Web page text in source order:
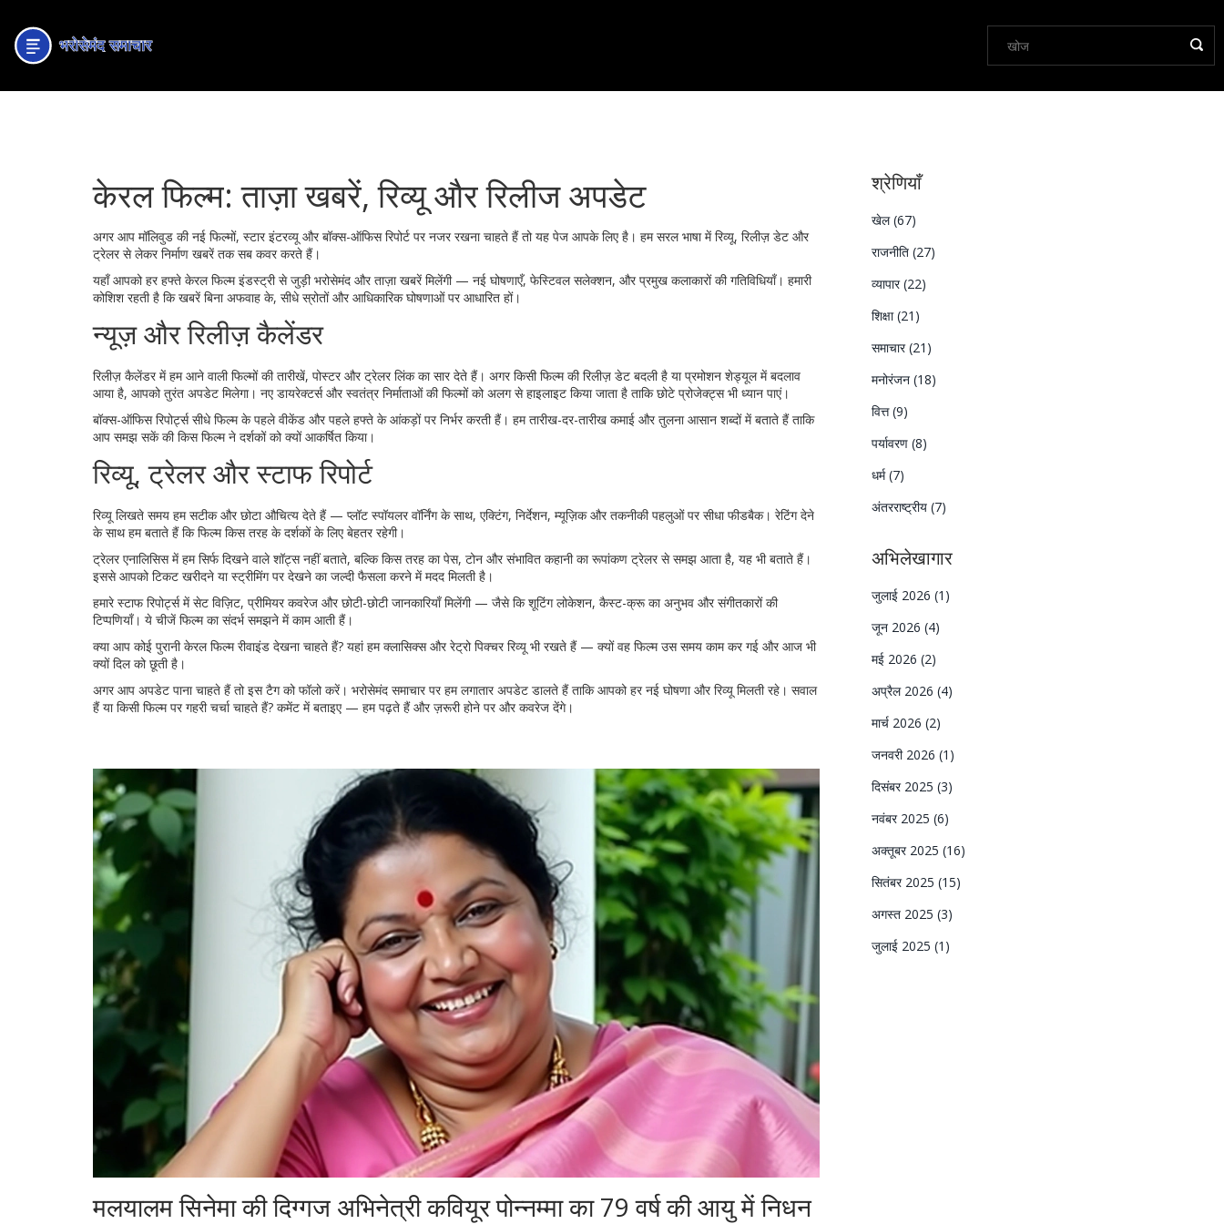
केरल फिल्म: ताज़ा खबरें, रिव्यू और रिलीज अपडेट
अगर आप मॉलिवुड की नई फिल्मों, स्टार इंटरव्यू और बॉक्स-ऑफिस रिपोर्ट पर नजर रखना चाहते हैं तो यह पेज आपके लिए है। हम सरल भाषा में रिव्यू, रिलीज़ डेट और
ट्रेलर से लेकर निर्माण खबरें तक सब कवर करते हैं।
यहाँ आपको हर हफ्ते केरल फिल्म इंडस्ट्री से जुड़ी भरोसेमंद और ताज़ा खबरें मिलेंगी — नई घोषणाएँ, फेस्टिवल सलेक्शन, और प्रमुख कलाकारों की गतिविधियाँ। हमारी
कोशिश रहती है कि खबरें बिना अफवाह के, सीधे स्रोतों और आधिकारिक घोषणाओं पर आधारित हों।
न्यूज़ और रिलीज़ कैलेंडर
रिलीज़ कैलेंडर में हम आने वाली फिल्मों की तारीखें, पोस्टर और ट्रेलर लिंक का सार देते हैं। अगर किसी फिल्म की रिलीज़ डेट बदली है या प्रमोशन शेड्यूल में बदलाव
आया है, आपको तुरंत अपडेट मिलेगा। नए डायरेक्टर्स और स्वतंत्र निर्माताओं की फिल्मों को अलग से हाइलाइट किया जाता है ताकि छोटे प्रोजेक्ट्स भी ध्यान पाएं।
बॉक्स-ऑफिस रिपोर्ट्स सीधे फिल्म के पहले वीकेंड और पहले हफ्ते के आंकड़ों पर निर्भर करती हैं। हम तारीख-दर-तारीख कमाई और तुलना आसान शब्दों में बताते हैं ताकि
आप समझ सकें की किस फिल्म ने दर्शकों को क्यों आकर्षित किया।
रिव्यू, ट्रेलर और स्टाफ रिपोर्ट
रिव्यू लिखते समय हम सटीक और छोटा औचित्य देते हैं — प्लॉट स्पॉयलर वॉर्निंग के साथ, एक्टिंग, निर्देशन, म्यूज़िक और तकनीकी पहलुओं पर सीधा फीडबैक। रेटिंग देने
के साथ हम बताते हैं कि फिल्म किस तरह के दर्शकों के लिए बेहतर रहेगी।
ट्रेलर एनालिसिस में हम सिर्फ दिखने वाले शॉट्स नहीं बताते, बल्कि किस तरह का पेस, टोन और संभावित कहानी का रूपांकण ट्रेलर से समझ आता है, यह भी बताते हैं।
इससे आपको टिकट खरीदने या स्ट्रीमिंग पर देखने का जल्दी फैसला करने में मदद मिलती है।
हमारे स्टाफ रिपोर्ट्स में सेट विज़िट, प्रीमियर कवरेज और छोटी-छोटी जानकारियाँ मिलेंगी — जैसे कि शूटिंग लोकेशन, कैस्ट-क्रू का अनुभव और संगीतकारों की
टिप्पणियाँ। ये चीजें फिल्म का संदर्भ समझने में काम आती हैं।
क्या आप कोई पुरानी केरल फिल्म रीवाइंड देखना चाहते हैं? यहां हम क्लासिक्स और रेट्रो पिक्चर रिव्यू भी रखते हैं — क्यों वह फिल्म उस समय काम कर गई और आज भी
क्यों दिल को छूती है।
अगर आप अपडेट पाना चाहते हैं तो इस टैग को फॉलो करें। भरोसेमंद समाचार पर हम लगातार अपडेट डालते हैं ताकि आपको हर नई घोषणा और रिव्यू मिलती रहे। सवाल
हैं या किसी फिल्म पर गहरी चर्चा चाहते हैं? कमेंट में बताइए — हम पढ़ते हैं और ज़रूरी होने पर और कवरेज देंगे।
मलयालम सिनेमा की दिग्गज अभिनेत्री कवियूर पोन्नम्मा का 79 वर्ष की आयु में निधन
श्रेणियाँ
खेल(67)
राजनीति (27)
व्यापार(22)
शिक्षा(21)
समाचार(21)
मनोरंजन (18)
वित्त(9)
पर्यावरण (8)
धर्म(7)
अंतरराष्ट्रीय (7)
अभिलेखागार
जुलाई 2026 (1)
जून 2026 (4)
मई 2026 (2)
अप्रैल 2026 (4)
मार्च 2026 (2)
जनवरी 2026 (1)
दिसंबर 2025 (3)
नवंबर 2025 (6)
अक्तूबर 2025 (16)
सितंबर 2025 (15)
अगस्त 2025 (3)
जुलाई 2025 (1)